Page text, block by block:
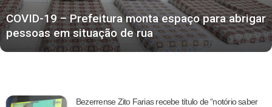
COVID-19 – Prefeitura monta espaço para abrigar
pessoas em situação de rua
Bezerrense Zito Farias recebe título de “notório saber